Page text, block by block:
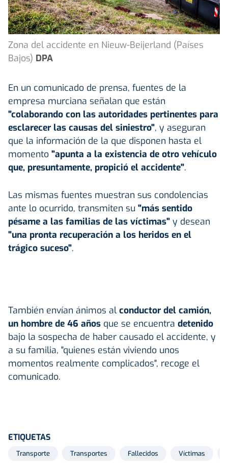
Zona del accidente en Nieuw-Beijerland (Países
Bajos) DPA
En un comunicado de prensa, fuentes de la
empresa murciana señalan que están
"colaborando con las autoridades pertinentes para
esclarecer las causas del siniestro", y aseguran
que la información de la que disponen hasta el
momento "apunta a la existencia de otro vehículo
que, presuntamente, propició el accidente".
Las mismas fuentes muestran sus condolencias
ante lo ocurrido, transmiten su "más sentido
pésame a las familias de las víctimas" y desean
"una pronta recuperación a los heridos en el
trágico suceso".
También envían ánimos al conductor del camión,
un hombre de 46 años que se encuentra detenido
bajo la sospecha de haber causado el accidente, y
a su familia, "quienes están viviendo unos
momentos realmente complicados", recoge el
comunicado.
ETIQUETAS
Transporte Transportes Fallecidos Víctimas